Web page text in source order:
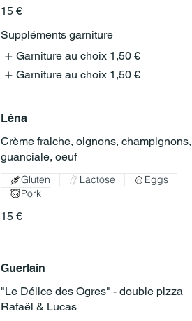
15 €
Suppléments garniture
Garniture au choix 1,50 €
Garniture au choix 1,50 €
Léna
Crème fraiche, oignons, champignons,
15 €
Gluten Lactose
Eggs
Pork
Guerlain
"Le Délice des Ogres" - double pizza
Rafaël & Lucas